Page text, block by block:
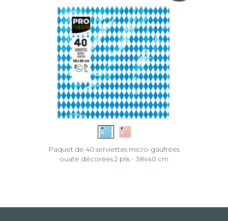
Paquet de 40 serviettes micro-gaufrées
ouate décorées 2 plis - 38x40 cm